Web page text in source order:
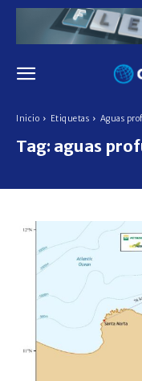
Inicio Etiquetas Aguas
Tag: aguas